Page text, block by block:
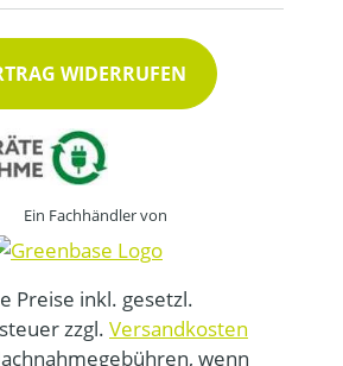
WIDERRUFEN
Ein Fachhändler von
Preise inkl. gesetzl.
zzgl. Versandkosten
wenn